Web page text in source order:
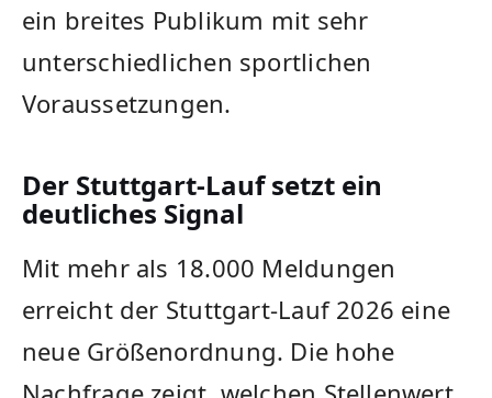
ein breites Publikum mit sehr
unterschiedlichen sportlichen
Voraussetzungen.
Der Stuttgart-Lauf setzt ein
deutliches Signal
Mit mehr als 18.000 Meldungen
erreicht der Stuttgart-Lauf 2026 eine
neue Größenordnung. Die hohe